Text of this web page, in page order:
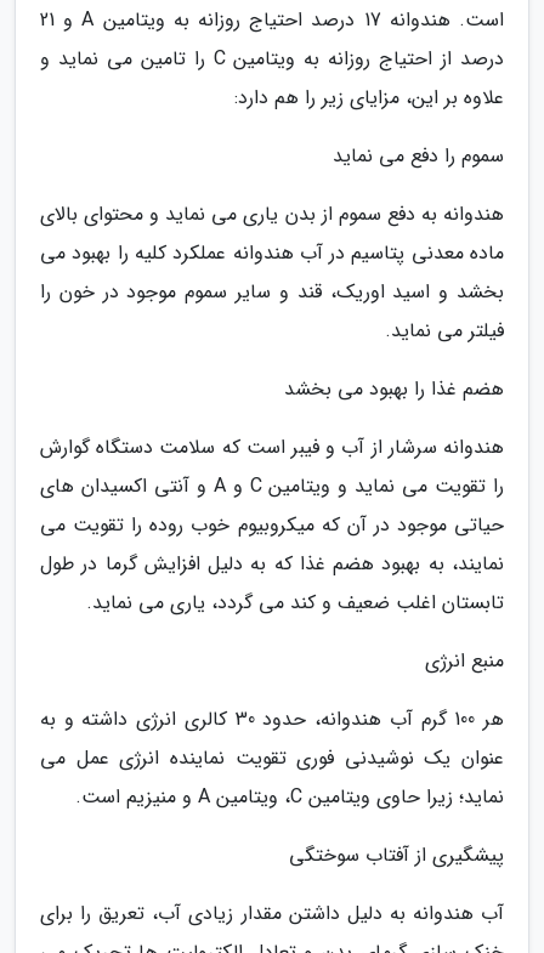
است. هندوانه 17 درصد احتیاج روزانه به ویتامین A و 21
درصد از احتیاج روزانه به ویتامین C را تامین می نماید و
علاوه بر این، مزایای زیر را هم دارد:
سموم را دفع می نماید
هندوانه به دفع سموم از بدن یاری می نماید و محتوای بالای
ماده معدنی پتاسیم در آب هندوانه عملکرد کلیه را بهبود می
بخشد و اسید اوریک، قند و سایر سموم موجود در خون را
فیلتر می نماید.
هضم غذا را بهبود می بخشد
هندوانه سرشار از آب و فیبر است که سلامت دستگاه گوارش
را تقویت می نماید و ویتامین C و A و آنتی اکسیدان های
حیاتی موجود در آن که میکروبیوم خوب روده را تقویت می
نمایند، به بهبود هضم غذا که به دلیل افزایش گرما در طول
تابستان اغلب ضعیف و کند می گردد، یاری می نماید.
منبع انرژی
هر 100 گرم آب هندوانه، حدود 30 کالری انرژی داشته و به
عنوان یک نوشیدنی فوری تقویت نماینده انرژی عمل می
نماید؛ زیرا حاوی ویتامین C، ویتامین A و منیزیم است.
پیشگیری از آفتاب سوختگی
آب هندوانه به دلیل داشتن مقدار زیادی آب، تعریق را برای